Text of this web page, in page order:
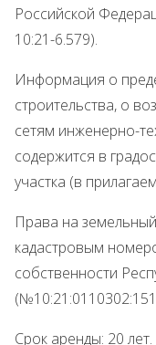
Российской
10:21-6.579).
Информация о
строительства, о
сетям инженерно-
содержится в
участка (в
Права на
кадастровым
собственности
Срок аренды: 20 лет.